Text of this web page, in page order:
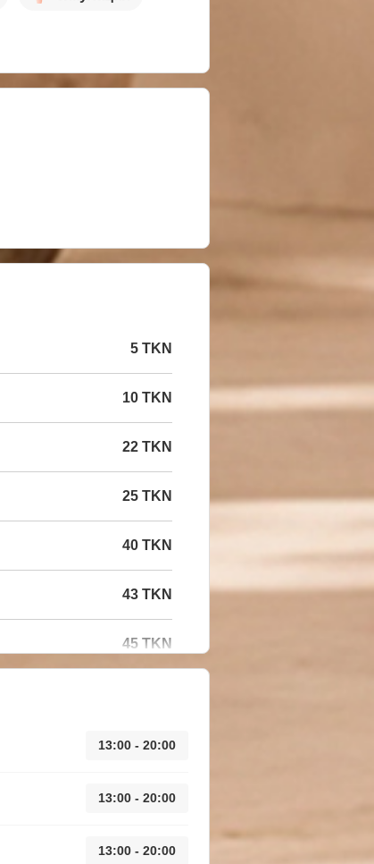
5 TKN
10 TKN
22 TKN
25 TKN
40 TKN
43 TKN
45 TKN
13:00 - 20:00
13:00 - 20:00
13:00 - 20:00